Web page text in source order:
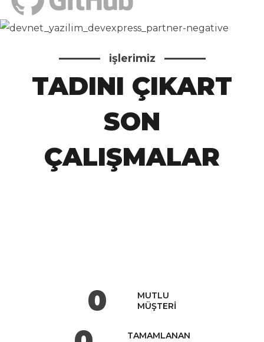
işlerimiz
TADINI ÇIKART
SON
ÇALIŞMALAR
0
MUTLU
MÜŞTERI
TAMAMLANAN